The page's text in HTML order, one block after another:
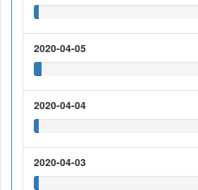
2020-04-05
2020-04-04
2020-04-03